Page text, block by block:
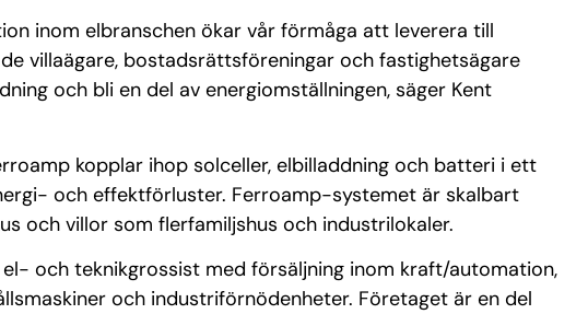
inom elbranschen ökar vår förmåga att leverera till
villaägare, bostadsrättsföreningar och fastighetsägare
och bli en del av energiomställningen, säger Kent
kopplar ihop solceller, elbilladdning och batteri i ett
och effektförluster. Ferroamp-systemet är skalbart
och villor som flerfamiljshus och industrilokaler.
el- och teknikgrossist med försäljning inom kraft/automation,
och industriförnödenheter. Företaget är en del